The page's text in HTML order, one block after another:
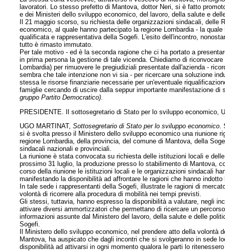
lavoratori. Lo stesso prefetto di Mantova, dottor Neri, si è fatto
e dei Ministeri dello sviluppo economico, del lavoro, della salute e
Il 21 maggio scorso, su richiesta delle organizzazioni sindacali,
economico, al quale hanno partecipato la regione Lombardia - la
qualificata e rappresentativa della Sogefi. L'esito dell'incontro,
tutto è rimasto immutato.
Per tale motivo - ed è la seconda ragione che ci ha portato a
in prima persona la gestione di tale vicenda. Chiediamo di
Lombardia) per rimuovere le pregiudiziali presentate dall'azienda -
sembra che tale intenzione non vi sia - per ricercare una soluzione
stessa le risorse finanziarie necessarie per un'eventuale
famiglie cercando di uscire dalla seppur importante manifestazione
gruppo Partito Democratico).
PRESIDENTE. Il sottosegretario di Stato per lo sviluppo economico,
UGO MARTINAT,Sottosegretario di Stato per lo sviluppo economico
si è svolta presso il Ministero dello sviluppo economico una riunione
regione Lombardia, della provincia, del comune di Mantova, della
sindacali nazionali e provinciali.
La riunione è stata convocata su richiesta delle istituzioni locali e
prossimo 31 luglio, la produzione presso lo stabilimento di Mantova,
corso della riunione le istituzioni locali e le organizzazioni sindacali
manifestando la disponibilità ad affrontare le ragioni che hanno
In tale sede i rappresentanti della Sogefi, illustrate le ragioni di
volontà di ricorrere alla procedura di mobilità nei tempi previsti.
Gli stessi, tuttavia, hanno espresso la disponibilità a valutare, negli
attivare diversi ammortizzatori che permettano di ricercare un
informazioni assunte dal Ministero del lavoro, della salute e delle
Sogefi.
Il Ministero dello sviluppo economico, nel prendere atto della volontà
Mantova, ha auspicato che dagli incontri che si svolgeranno in sede
disponibilità ad attivarsi in ogni momento qualora le parti lo